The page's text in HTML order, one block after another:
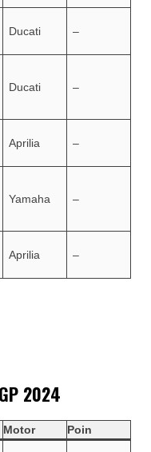
Ducati –
Ducati –
Aprilia –
Yamaha –
Aprilia –
2024
Motor Poin